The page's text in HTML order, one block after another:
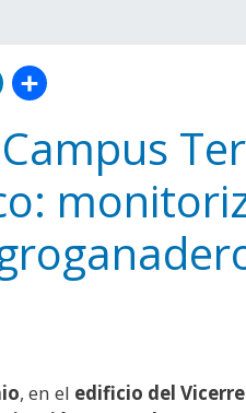
WhatsApp
Facebook
Bluesky
, en el edificio del